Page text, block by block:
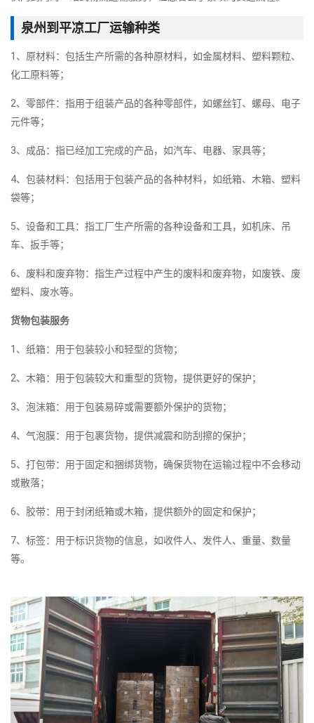
泉州到平凉工厂运输种类
1、原材料：包括生产所需的各种原材料，如金属材料、塑料颗粒、
化工原料等；
2、零部件：指用于组装产品的各种零部件，如螺丝钉、螺母、电子
元件等；
3、成品：指已经加工完成的产品，如汽车、电器、家具等；
4、包装材料：包括用于包装产品的各种材料，如纸箱、木箱、塑料
袋等；
5、设备和工具：指工厂生产所需的各种设备和工具，如机床、吊
车、扳手等；
6、废料和废弃物：指生产过程中产生的废料和废弃物，如废铁、废
塑料、废水等。
货物包装服务
1、纸箱：用于包装较小和轻型的货物；
2、木箱：用于包装较大和重型的货物，提供更好的保护；
3、泡沫箱：用于包装易碎或需要额外保护的货物；
4、气泡膜：用于包裹货物，提供减震和防刮擦的保护；
5、打包带：用于固定和捆绑货物，确保货物在运输过程中不会移动
或散落；
6、胶带：用于封闭纸箱或木箱，提供额外的固定和保护；
7、标签：用于标识货物的信息，如收件人、发件人、重量、数量
等。